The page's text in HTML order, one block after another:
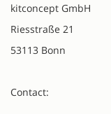
kitconcept GmbH
Riesstraße 21
53113 Bonn
Contact: